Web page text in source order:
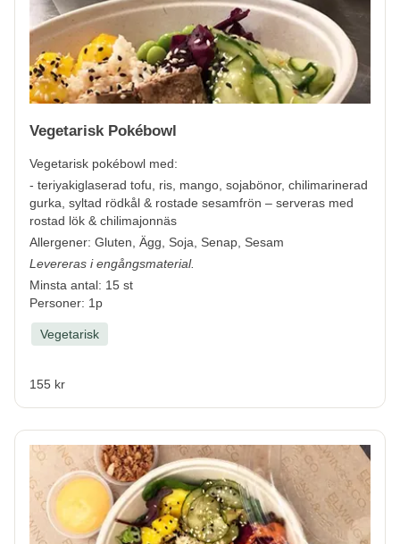
Vegetarisk Pokébowl
Vegetarisk pokébowl med:
- teriyakiglaserad tofu, ris, mango, sojabönor, chilimarinerad
gurka, syltad rödkål & rostade sesamfrön – serveras med
rostad lök & chilimajonnäs
Allergener: Gluten, Ägg, Soja, Senap, Sesam
Levereras i engångsmaterial.
Minsta antal: 15 st
Personer: 1p
Vegetarisk
155 kr